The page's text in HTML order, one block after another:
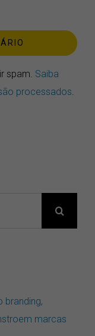
spam. Saiba
processados.
branding,
marcas